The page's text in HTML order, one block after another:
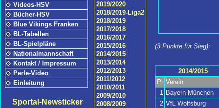
Videos-HSV
Bücher-HSV
Blue Vikings Franken
BL-Tabellen
BL-Spielpläne
Nationalmannschaft
Kontakt / Impressum
Perle-Video
Einleitung
Sportal-Newsticker
(3 Punkte für Sieg):
2014/2015
Pl Verein
1 Bayern München
2 VfL Wolfsburg
2019/2020
2018/2019-Liga2
2018/2019
2017/2018
2016/2017
2015/2016
2014/2015
2013/2014
2012/2013
2011/2012
2010/2011
2009/2010
2008/2009